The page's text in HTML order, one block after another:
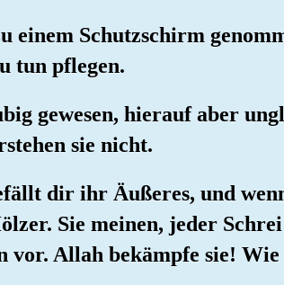
einem Schutzschirm
tun pflegen.
gewesen, hierauf aber
sie nicht.
dir ihr Äußeres, und
Sie meinen, jeder
vor. Allah bekämpfe sie!